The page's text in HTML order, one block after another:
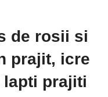
de rosii si
prajit, icre
prajiti